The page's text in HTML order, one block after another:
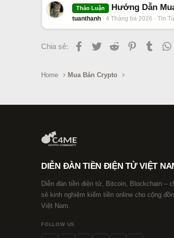
Thảo Luận Hướng Dẫn
tuanthanh 4 Tháng ba 2026 Tin
Chia sẻ: Facebook
Twitter Reddit PinterestTumblr
Home Mua Bán Crypto
DIỄN ĐÀN TIỀN ĐIỆN TỬ VIỆT
Diễn đàn tiền điện tử, Bitcoin, Blockchain –
sẻ kinh nghiệm kiếm tiền online cho cộng
Việt Nam.
FOLLOW US